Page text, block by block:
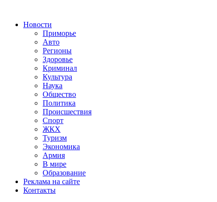
Новости
Приморье
Авто
Регионы
Здоровье
Криминал
Культура
Наука
Общество
Политика
Происшествия
Спорт
ЖКХ
Туризм
Экономика
Армия
В мире
Образование
Реклама на сайте
Контакты